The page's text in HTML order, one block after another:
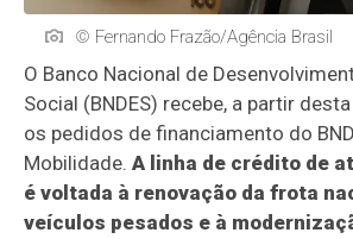
© Fernando Frazão/Agência Brasil
O Banco Nacional de
Social (BNDES) recebe, a partir
os pedidos de financiamento do
Mobilidade.A linha de crédito de
é voltada à renovação da frota
veículos pesados e à